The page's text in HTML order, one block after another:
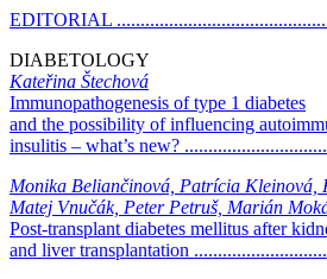
EDITORIAL
DIABETOLOGY
Kateřina Štechová
Immunopathogenesis of type 1 diabetes
and the possibility of influencing
insulitis – what’s new?
Monika Beliančinová, Patrícia Kleinová,
Matej Vnučák, Peter Petruš, Marián
Post-transplant diabetes mellitus after
and liver transplantation